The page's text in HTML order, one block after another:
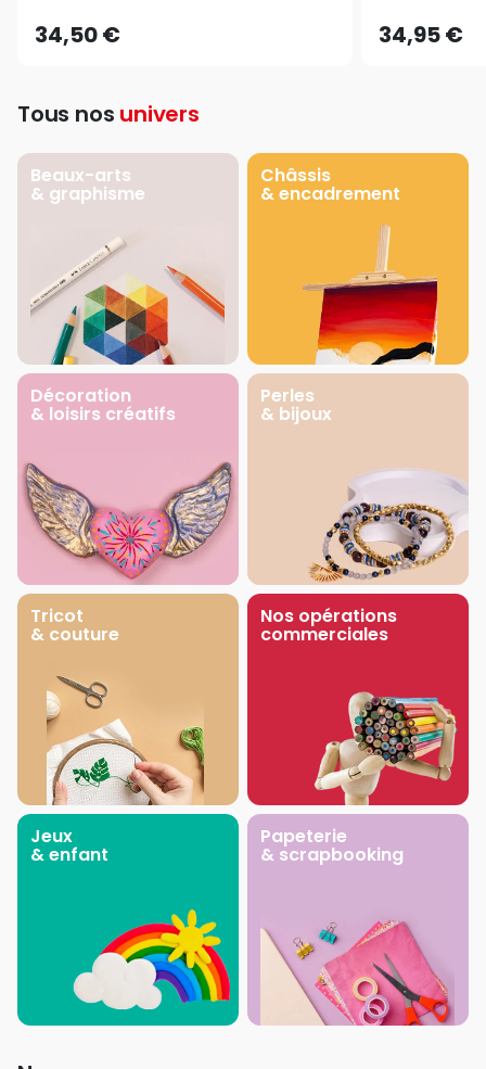
34,50 € 34,95 €
Tous nos univers
Beaux-arts
& graphisme
Châssis
& encadrement
Décoration
& loisirs créatifs
Perles
& bijoux
Tricot
& couture
Nos opérations
commerciales
Jeux
& enfant
Papeterie
& scrapbooking